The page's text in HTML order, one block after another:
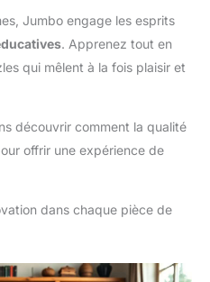
Jumbo engage les esprits
. Apprenez tout en
qui mêlent à la fois plaisir et
découvrir comment la qualité
offrir une expérience de
dans chaque pièce de